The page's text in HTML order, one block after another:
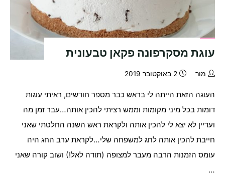
עוגת מסקרפונה פקאן טבעונית
מור 2 באוקטובר 2019
העוגה הזאת הייתה לי בראש כבר מספר חודשים, ראיתי עוגות
דומות בכל מיני מקומות וממש רציתי להכין אותה…עבר זמן מה
ועדיין לא יצא לי להכין אותה ולקראת ראש השנה החלטתי שאני
חייבת להכין אותה לחג למשפחה שלי…לקראת ערב החג היה
עומס הזמנות הרבה מעבר למצופה (תודה לאל!) ושוב קורה שאני
…